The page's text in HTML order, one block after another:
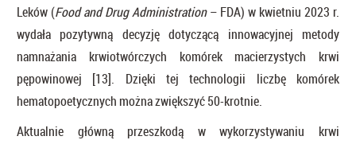
Leków (Food and Drug Administration– FDA) w kwietniu 2023 r.
wydała pozytywną decyzję dotyczącą innowacyjnej metody
namnażania krwiotwórczych komórek macierzystych krwi
pępowinowej [13]. Dzięki tej technologii liczbę komórek
hematopoetycznych można zwiększyć 50-krotnie.
Aktualnie główną przeszkodą w wykorzystywaniu krwi